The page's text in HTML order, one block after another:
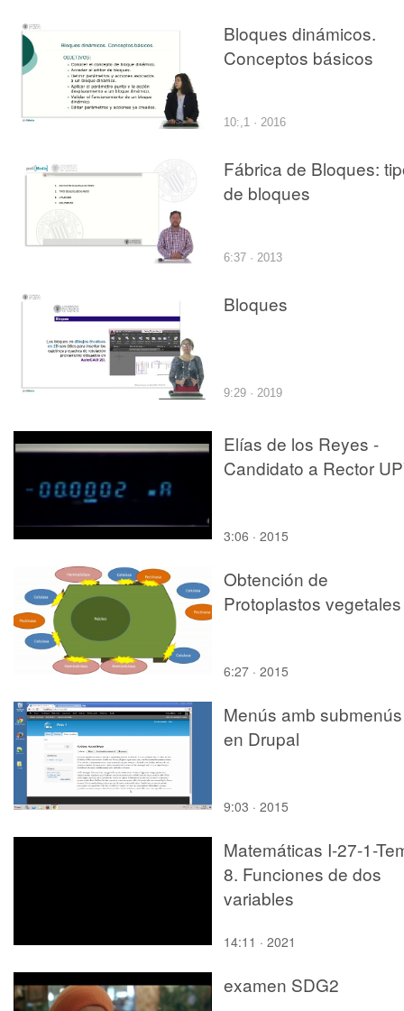
Bloques dinámicos.
Conceptos básicos
10:,1 · 2016
Fábrica de Bloques:
de bloques
6:37 · 2013
Bloques
9:29 · 2019
Elías de los Reyes -
Candidato a Rector
3:06 · 2015
Obtención de
Protoplastos vegetales
6:27 · 2015
Menús amb submenús
en Drupal
9:03 · 2015
Matemáticas I-27-1-
8. Funciones de dos
variables
14:11 · 2021
examen SDG2